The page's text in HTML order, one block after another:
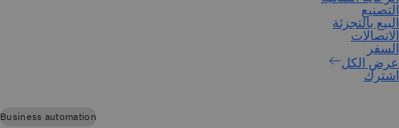
اشترك
Business automation